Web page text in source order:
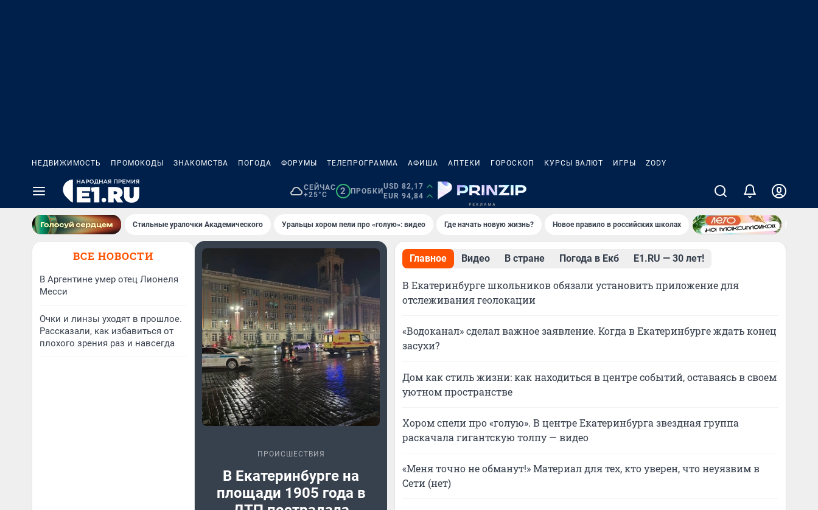
НЕДВИЖИМОСТЬ ПРОМОКОДЫ ЗНАКОМСТВА ПОГОДА ФОРУМЫ ТЕЛЕПРОГРАММА АФИША АПТЕКИ ГОРОСКОП КУРСЫ ВАЛЮТ ИГРЫ ZODY
СЕЙЧАС
+25°C
2 ПРОБКИ
USD 82,17
EUR 94,84
Стильные уралочки Академического Уральцы хором пели про «голую»: видео Где начать новую жизнь? Новое правило в российских школах
ВСЕ НОВОСТИ
В Аргентине умер отец Лионеля
Месси
Очки и линзы уходят в прошлое.
Рассказали, как избавиться от
плохого зрения раз и навсегда
ПРОИСШЕСТВИЯ
В Екатеринбурге на
площади 1905 года в
Главное Видео В стране Погода в Екб Е1.RU — 30 лет!
В Екатеринбурге школьников обязали установить приложение для
отслеживания геолокации
«Водоканал» сделал важное заявление. Когда в Екатеринбурге ждать конец
засухи?
Дом как стиль жизни: как находиться в центре событий, оставаясь в своем
уютном пространстве
Хором спели про «голую». В центре Екатеринбурга звездная группа
раскачала гигантскую толпу — видео
«Меня точно не обманут!» Материал для тех, кто уверен, что неуязвим в
Сети (нет)